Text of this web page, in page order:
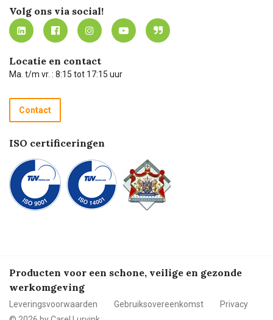
Werken bij Carel Lurvink
MVO
Mijn Carel Lurvink
Mijn Carel Lurvink instructievideo's
Carel Lurvink App
Hulp op afstand
Technische dienst
Recycle programma
Betalen
Innovation LAB
Tevreden klanten
Carel Lurvink Blog
Carel de podcast
Volg ons via social!
Locatie en contact
Ma. t/m vr. : 8:15 tot 17:15 uur
Contact
ISO certificeringen
Producten voor een schone, veilige en gezonde
werkomgeving
Leveringsvoorwaarden Gebruiksovereenkomst
Privacy